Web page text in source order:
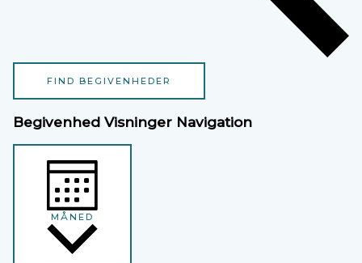
FIND BEGIVENHEDER
Begivenhed Visninger Navigation
MÅNED